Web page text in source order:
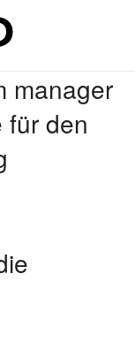
manager
für den